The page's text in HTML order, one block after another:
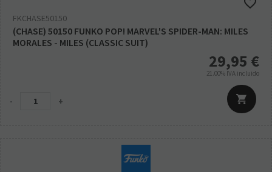
FKCHASE50150
(CHASE) 50150 FUNKO POP! MARVEL'S SPIDER-MAN: MILES
MORALES - MILES (CLASSIC SUIT)
29,95 €
21.00% IVA incluido
- +